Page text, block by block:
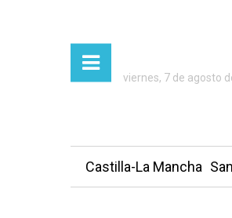
viernes, 7 de agosto
Castilla-La Mancha